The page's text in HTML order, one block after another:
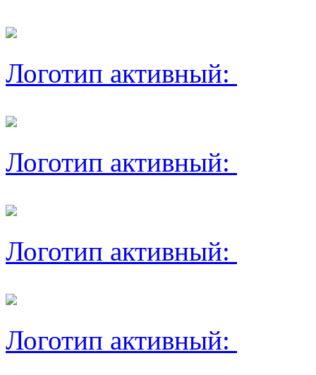
Логотип активный:
Логотип активный:
Логотип активный:
Логотип активный: